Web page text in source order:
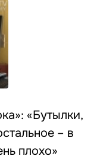
«Бутылки,
– в
плохо»